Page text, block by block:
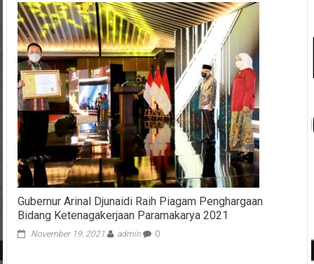
Gubernur Arinal Djunaidi Raih Piagam Penghargaan
Bidang Ketenagakerjaan Paramakarya 2021
November 19, 2021 admin 0